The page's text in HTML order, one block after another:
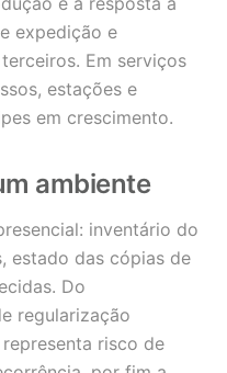
expedição e
Em serviços
estações e
em crescimento.
ambiente
inventário do
estado das cópias de
Do
regularização
risco de